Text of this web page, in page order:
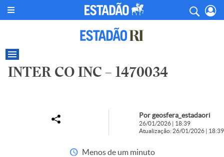
INTER CO INC – 1470034
Por geosfera_estadaori
26/01/2026 | 18:39
Atualização: 26/01/2026 | 18:39
Menos de um minuto